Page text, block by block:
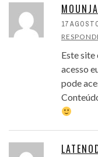
17
Este site
acesso
pode